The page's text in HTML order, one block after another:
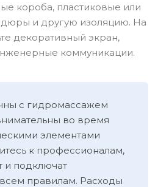
короба, пластиковые или
и другую изоляцию. На
декоративный экран,
коммуникации.
с гидромассажем
во время
элементами
к профессионалам,
и подключат
правилам. Расходы